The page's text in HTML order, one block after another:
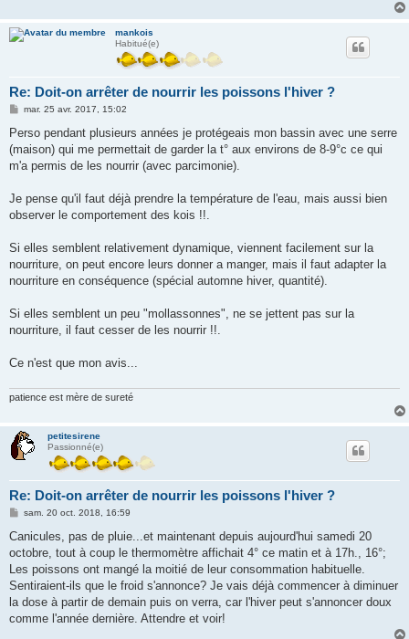
mankois
Habitué(e)
Re: Doit-on arrêter de nourrir les poissons l'hiver ?
M
s
a
g
mar. 25 avr. 2017, 15:02
Perso pendant plusieurs années je protégeais mon bassin avec une serre
(maison) qui me permettait de garder la t° aux environs de 8-9°c ce qui
m'a permis de les nourrir (avec parcimonie).
Je pense qu'il faut déjà prendre la température de l'eau, mais aussi bien
observer le comportement des kois !!.
Si elles semblent relativement dynamique, viennent facilement sur la
nourriture, on peut encore leurs donner a manger, mais il faut adapter la
nourriture en conséquence (spécial automne hiver, quantité).
Si elles semblent un peu "mollassonnes", ne se jettent pas sur la
nourriture, il faut cesser de les nourrir !!.
Ce n'est que mon avis...
patience est mère de sureté
petitesirene
Passionné(e)
Re: Doit-on arrêter de nourrir les poissons l'hiver ?
M
s
a
g
sam. 20 oct. 2018, 16:59
Canicules, pas de pluie...et maintenant depuis aujourd'hui samedi 20
octobre, tout à coup le thermomètre affichait 4° ce matin et à 17h., 16°;
Les poissons ont mangé la moitié de leur consommation habituelle.
Sentiraient-ils que le froid s'annonce? Je vais déjà commencer à diminuer
la dose à partir de demain puis on verra, car l'hiver peut s'annoncer doux
comme l'année dernière. Attendre et voir!